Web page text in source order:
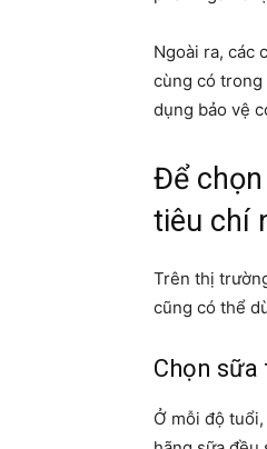
Ngoài ra, các
cùng có trong
dụng bảo vệ
Để
tiêu chí
Trên thị
cũng có thể
Chọn sữa
Ở mỗi độ